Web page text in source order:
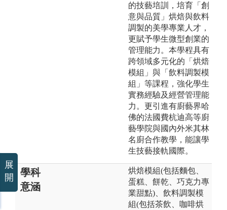
的技藝培訓，培育「創
意與品質」烘焙與飲料
調製的美學專業人才，
更賦予學生微型創業的
管理能力。本學程具有
跨領域多元化的「烘焙
模組」與「飲料調製模
組」等課程，強化學生
實務經驗及經營管理能
力。更引進有廚藝界哈
佛的法國費杭迪高等廚
藝學院與國內外米其林
名廚合作教學，能讓學
生技藝接軌國際。
學科
意涵
烘焙模組(包括麵包、
蛋糕、餅乾、巧克力專
業甜點)、飲料調製模
組(包括茶飲、咖啡烘
展
開